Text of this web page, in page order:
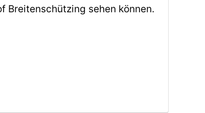
Breitenschützing sehen können.